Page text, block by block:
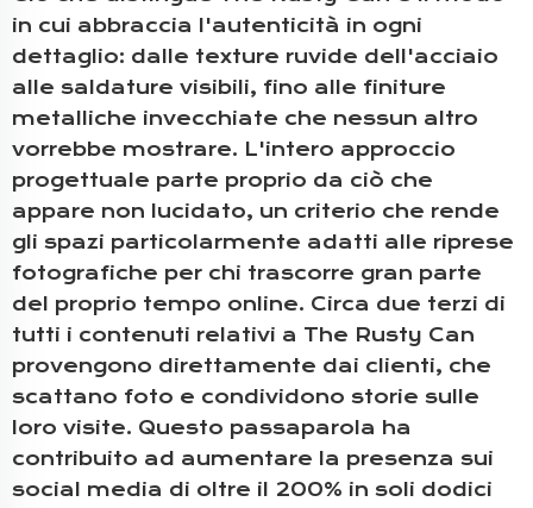
in cui abbraccia l'autenticità in ogni
dettaglio: dalle texture ruvide dell'acciaio
alle saldature visibili, fino alle finiture
metalliche invecchiate che nessun altro
vorrebbe mostrare. L'intero approccio
progettuale parte proprio da ciò che
appare non lucidato, un criterio che rende
gli spazi particolarmente adatti alle riprese
fotografiche per chi trascorre gran parte
del proprio tempo online. Circa due terzi di
tutti i contenuti relativi a The Rusty Can
provengono direttamente dai clienti, che
scattano foto e condividono storie sulle
loro visite. Questo passaparola ha
contribuito ad aumentare la presenza sui
social media di oltre il 200% in soli dodici